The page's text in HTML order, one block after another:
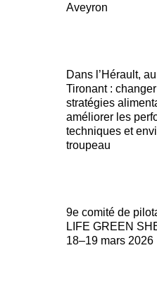
Aveyron
Dans l’Hérault,
Tironant :
stratégies
améliorer les
techniques et
troupeau
9e comité de
LIFE GREEN
18–19 mars 2026